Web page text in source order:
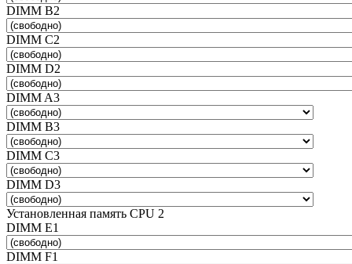
DIMM B2
DIMM C2
DIMM D2
DIMM A3
DIMM B3
DIMM C3
DIMM D3
Установленная память CPU 2
DIMM E1
DIMM F1